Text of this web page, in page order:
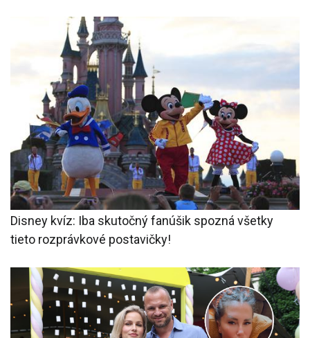
Disney kvíz: Iba skutočný fanúšik spozná všetky
tieto rozprávkové postavičky!